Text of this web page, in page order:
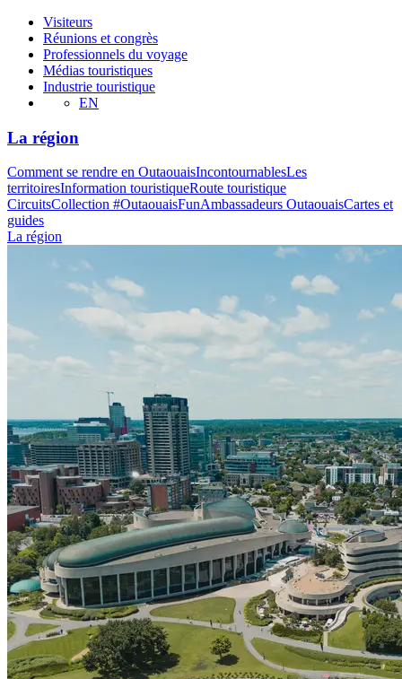
Visiteurs
Réunions et congrès
Professionnels du voyage
Médias touristiques
Industrie touristique
EN
La région
Comment se rendre en OutaouaisIncontournablesLes
territoiresInformation touristiqueRoute touristique
CircuitsCollection #OutaouaisFunAmbassadeurs OutaouaisCartes et
guides
La région